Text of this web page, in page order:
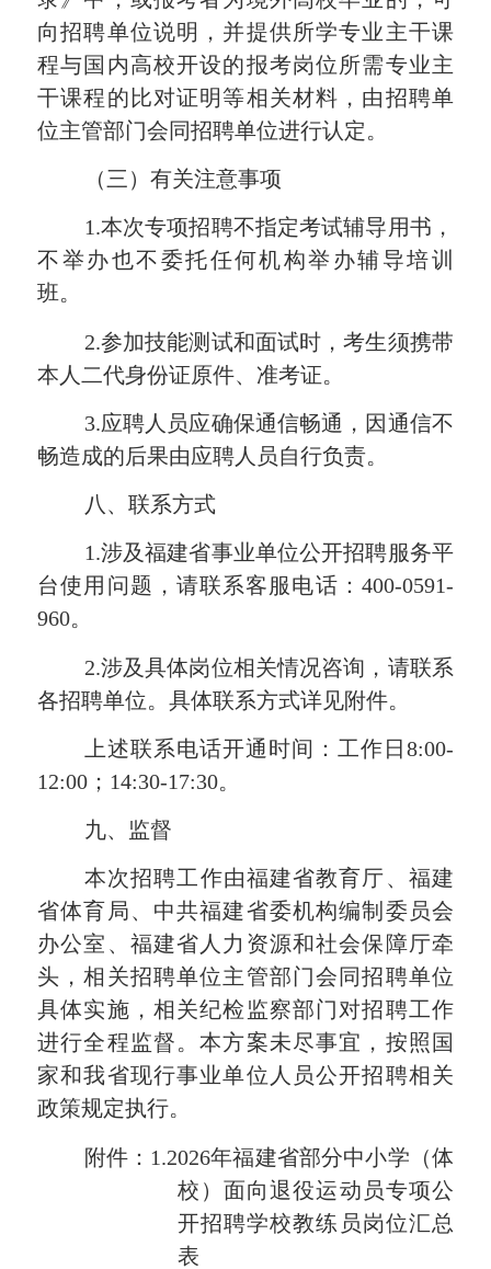
向招聘单位说明，并提供所学专业主干课
程与国内高校开设的报考岗位所需专业主
干课程的比对证明等相关材料，由招聘单
位主管部门会同招聘单位进行认定。
（三）有关注意事项
1.本次专项招聘不指定考试辅导用书，
不举办也不委托任何机构举办辅导培训
班。
2.参加技能测试和面试时，考生须携带
本人二代身份证原件、准考证。
3.应聘人员应确保通信畅通，因通信不
畅造成的后果由应聘人员自行负责。
八、联系方式
1.涉及福建省事业单位公开招聘服务平
台使用问题，请联系客服电话：400-0591-
960。
2.涉及具体岗位相关情况咨询，请联系
各招聘单位。具体联系方式详见附件。
上述联系电话开通时间：工作日 8:00-
12:00；14:30-17:30。
九、监督
本次招聘工作由福建省教育厅、福建
省体育局、中共福建省委机构编制委员会
办公室、福建省人力资源和社会保障厅牵
头，相关招聘单位主管部门会同招聘单位
具体实施，相关纪检监察部门对招聘工作
进行全程监督。本方案未尽事宜，按照国
家和我省现行事业单位人员公开招聘相关
政策规定执行。
附件： 1.2026年福建省部分中小学（体
校）面向退役运动员专项公
开招聘学校教练员岗位汇总
表